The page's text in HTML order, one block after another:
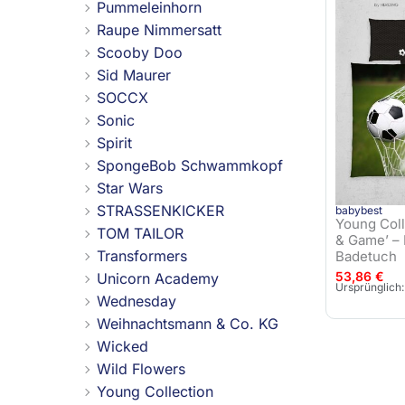
Pummeleinhorn
Raupe Nimmersatt
Scooby Doo
Sid Maurer
SOCCX
Sonic
Spirit
SpongeBob Schwammkopf
Star Wars
STRASSENKICKER
TOM TAILOR
Transformers
Unicorn Academy
Wednesday
Weihnachtsmann & Co. KG
Wicked
Wild Flowers
Young Collection
babybest
Young
& Game’
Badetuch
53,86 €
Ursprünglich: